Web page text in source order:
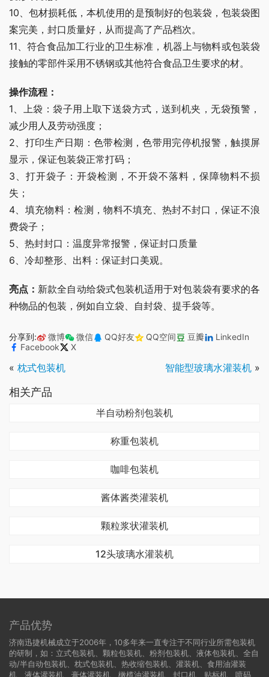
10、包材损耗低，本机使用的是预制好的包装袋，包装袋图
案完美，封口质量好，从而提高了产品档次。
11、符合食品加工行业的卫生标准，机器上与物料或包装袋
接触的零部件采用不锈钢或其他符合食品卫生要求的材。
操作流程：
1、上袋：袋子用上取下送袋方式，送到机夹，无袋预警，
减少用人及劳动强度；
2、打印生产日期：色带检测，色带用完停机报警，触摸屏
显示，保证包装袋正常打码；
3、打开袋子：开袋检测，不开袋不落料，保障物料不损
失；
4、填充物料：检测，物料不填充、热封不封口，保证不浪
费袋子；
5、热封封口：温度异常报警，保证封口质量
6、冷却整形、出料：保证封口美观。
亮点： 新款全自动给袋式包装机适用于对包装袋有要求的各
种物品的包装，例如自立袋、自封袋、提手袋等。
分享到: 微博 微信 QQ好友 QQ空间 豆瓣
LinkedIn
Facebook
X
« 枕式包装机 智能型玻璃水灌装机 »
相关产品
半自动粉剂包装机
称重包装机
咖啡包装机
酱体酱类灌装机
颗粒浆状灌装机
12头玻璃水灌装机
产品优势
济南迅捷机械成立于2006年，10多年来一直专注于不同行业所需包装机
的研制，如：立式包装机、颗粒包装机、粉剂包装机、液体包装机、全自
动/半自动包装机、枕式包装机、热收缩包装机、灌装机、食用油灌装
机、液体灌装机、膏体灌装机、橄榄油灌装机、封口机、贴标机、喷码